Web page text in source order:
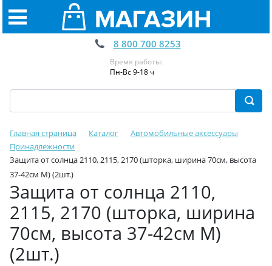
8 800 700 8253
Время работы:
Пн-Вс 9-18 ч
Главная страница Каталог
Автомобильные аксессуары
Принадлежности
Защита от солнца 2110, 2115, 2170 (шторка, ширина 70см, высота
37-42см M) (2шт.)
Защита от солнца 2110,
2115, 2170 (шторка, ширина
70см, высота 37-42см M)
(2шт.)